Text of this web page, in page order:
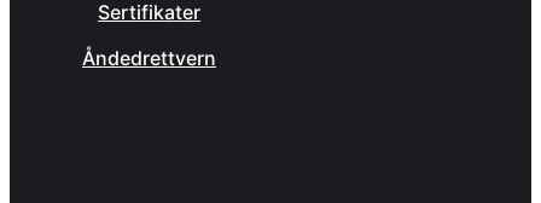
Sertifikater
Åndedrettvern